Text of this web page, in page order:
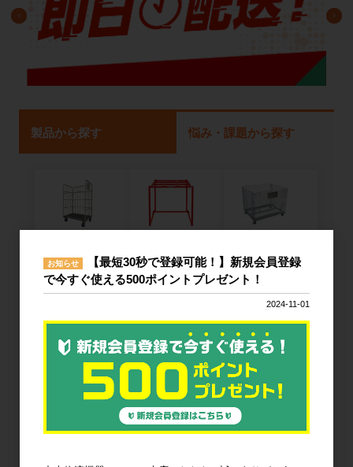
製品から探す 悩み・課題から探す
ラック
ット
6輪台車 ラック
お知らせ
【最短30秒で登録可能！】新規会員登録
で今すぐ使える500ポイントプレゼント！
2024-11-01